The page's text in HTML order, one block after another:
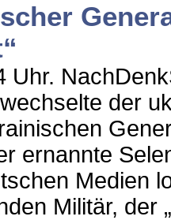
Uhr.
der
ernannte
Medien
Militär, der